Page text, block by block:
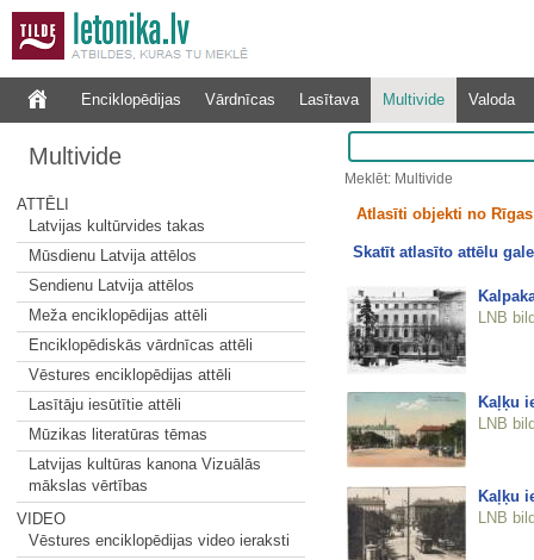
Enciklopēdijas Vārdnīcas Lasītava Multivide Valoda
Multivide
ATTĒLI
Latvijas kultūrvides takas
Mūsdienu Latvija attēlos
Sendienu Latvija attēlos
Meža enciklopēdijas attēli
Enciklopēdiskās vārdnīcas attēli
Vēstures enciklopēdijas attēli
Lasītāju iesūtītie attēli
Mūzikas literatūras tēmas
Latvijas kultūras kanona Vizuālās
mākslas vērtības
VIDEO
Vēstures enciklopēdijas video ieraksti
Meklēt: Multivide
Atlasīti objekti no
Skatīt atlasīto attēlu
LNB
Kaļķu
LNB
Kaļķu
LNB